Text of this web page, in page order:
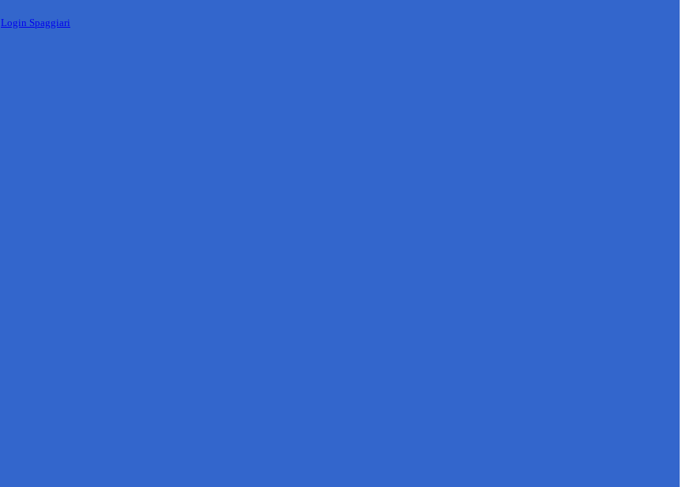
Login Spaggiari